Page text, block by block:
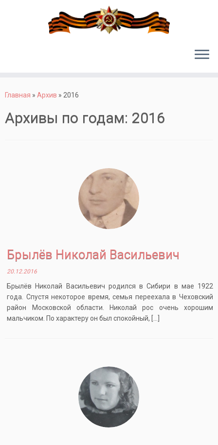
Главная » Архив » 2016
Архивы по годам: 2016
Брылёв Николай Васильевич
20.12.2016
Брылёв Николай Васильевич родился в Сибири в мае 1922
года. Спустя некоторое время, семья переехала в Чеховский
район Московской области. Николай рос очень хорошим
мальчиком. По характеру он был спокойный, […]